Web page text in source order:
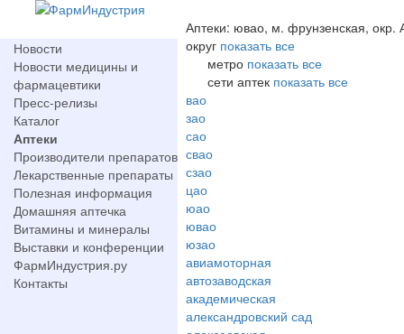
Новости
Новости медицины и
фармацевтики
Пресс-релизы
Каталог
Аптеки
Производители препаратов
Лекарственные препараты
Полезная информация
Домашняя аптечка
Витамины и минералы
Выставки и конференции
ФармИндустрия.ру
Контакты
Аптеки: ювао, м. фрунзенская, окр.
округ показать все
метро показать все
сети аптек показать все
вао
зао
сао
свао
сзао
цао
юао
ювао
юзао
авиамоторная
автозаводская
академическая
александровский сад